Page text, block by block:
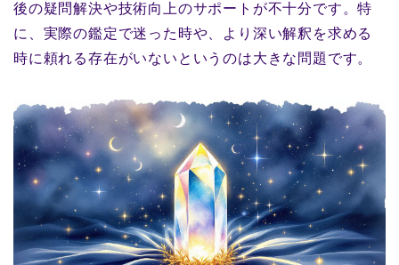
後の疑問解決や技術向上のサポートが不十分です。特
に、実際の鑑定で迷った時や、より深い解釈を求める
時に頼れる存在がいないというのは大きな問題です。